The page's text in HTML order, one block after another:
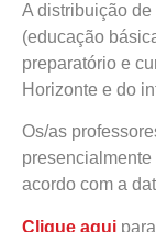
A distribuição
(educação
preparatório e
Horizonte e do
Os/as
acordo com a
Clique aqui